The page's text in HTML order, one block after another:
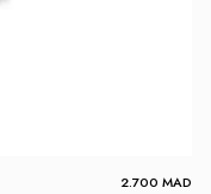
2.700 MAD